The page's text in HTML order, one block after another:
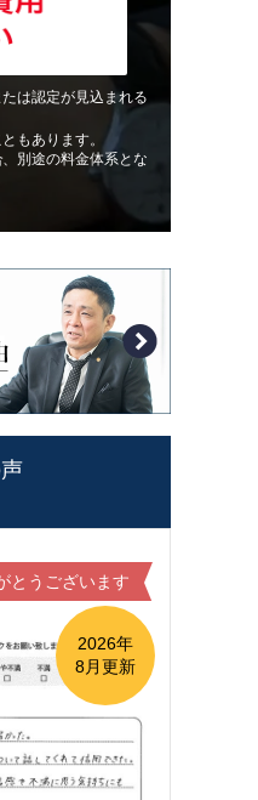
は認定が見込まれる
もあります。
別途の料金体系とな
とうございます
2026年
8月更新